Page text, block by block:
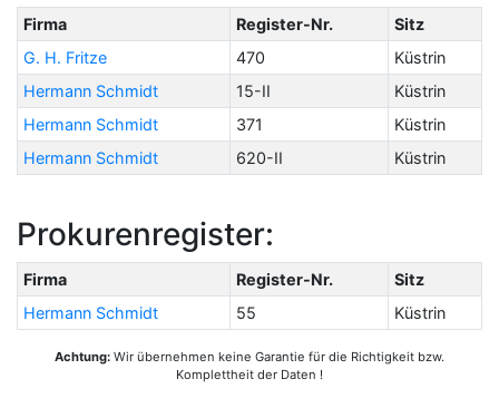
Firma Register-Nr.
Sitz
G. H. Fritze
470
Küstrin
Hermann Schmidt
15-II
Küstrin
Hermann Schmidt
371
Küstrin
Hermann Schmidt
620-II Küstrin
Prokurenregister:
Firma Register-Nr.
Sitz
Hermann Schmidt
55 Küstrin
Achtung: Wir übernehmen keine Garantie für die Richtigkeit bzw.
Komplettheit der Daten !